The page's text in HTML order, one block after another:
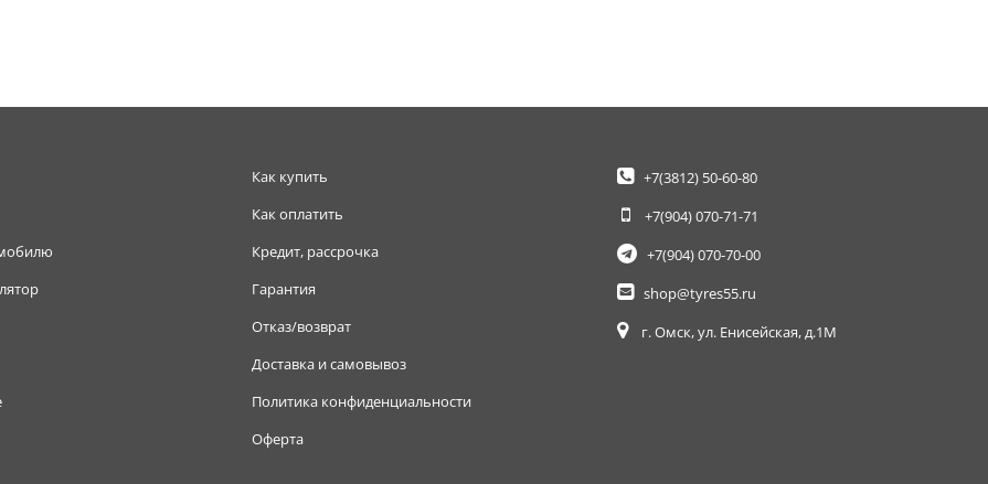
Как купить
Как оплатить
Кредит, рассрочка
Гарантия
Отказ/возврат
Доставка и самовывоз
Политика конфиденциальности
Оферта
+7(3812)50-60-80
+7(904)070-71-71
+7(904)070-70-00
shop@tyres55.ru
г. Омск, ул. Енисейская, д.1М